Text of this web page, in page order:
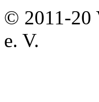
© 2011-20
e. V.